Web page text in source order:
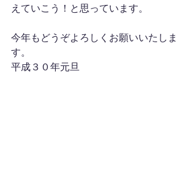
えていこう！と思っています。
今年もどうぞよろしくお願いいたしま
す。
平成３０年元旦